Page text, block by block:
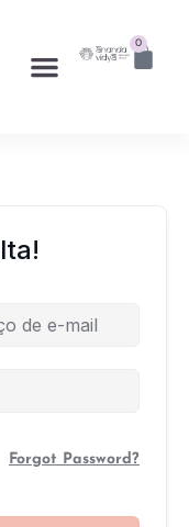
0
Forgot Password?